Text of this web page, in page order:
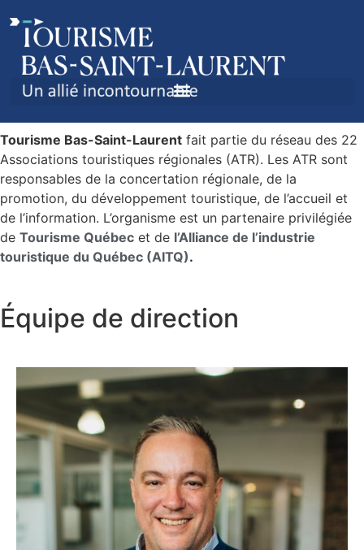
ÉQUIPE ET TÂCHES
Tourisme Bas-Saint-Laurent fait partie du réseau des 22
Associations touristiques régionales (ATR). Les ATR sont
responsables de la concertation régionale, de la
promotion, du développement touristique, de l’accueil et
de l’information. L’organisme est un partenaire privilégiée
de Tourisme Québec et de l’Alliance de l’industrie
touristique du Québec (AITQ).
Équipe de direction